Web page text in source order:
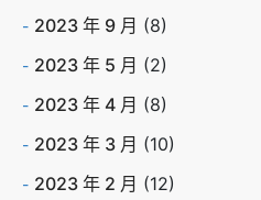
2023 年 9 月 (8)
2023 年 5 月 (2)
2023 年 4 月 (8)
2023 年 3 月 (10)
2023 年 2 月 (12)